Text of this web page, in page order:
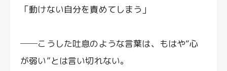
「動けない自分を責めてしまう」
──こうした吐息のような言葉は、もはや“心
が弱い”とは言い切れない。